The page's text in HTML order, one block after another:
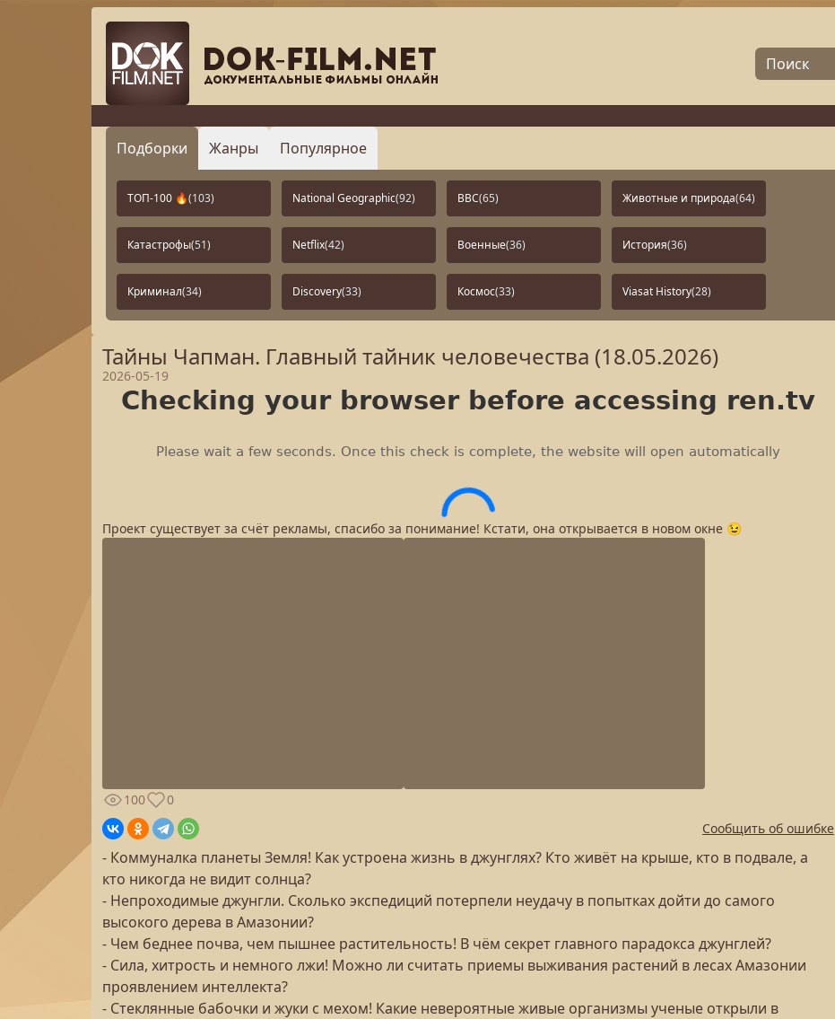
Подборки Жанры Популярное
ТОП-100 🔥(103) National Geographic(92) BBC(65) Животные и природа(64)
Катастрофы(51) Netflix(42) Военные(36) История(36)
Криминал(34) Discovery(33) Космос(33) Viasat History(28)
Тайны Чапман. Главный тайник человечества (18.05.2026)
2026-05-19
Проект существует за счёт рекламы, спасибо за понимание! Кстати, она открывается в новом окне 😉
100
0
Сообщить об ошибке
- Коммуналка планеты Земля! Как устроена жизнь в джунглях? Кто живёт на крыше, кто в подвале, а
кто никогда не видит солнца?
- Непроходимые джунгли. Сколько экспедиций потерпели неудачу в попытках дойти до самого
высокого дерева в Амазонии?
- Чем беднее почва, чем пышнее растительность! В чём секрет главного парадокса джунглей?
- Сила, хитрость и немного лжи! Можно ли считать приемы выживания растений в лесах Амазонии
проявлением интеллекта?
- Стеклянные бабочки и жуки с мехом! Какие невероятные живые организмы ученые открыли в